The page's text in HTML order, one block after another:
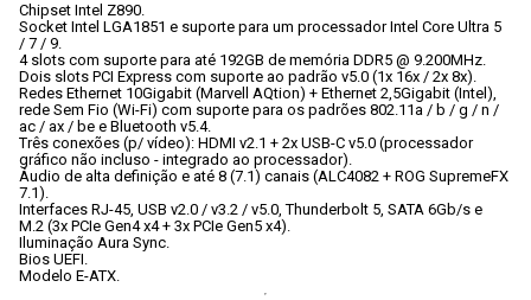
Chipset Intel Z890.
Socket Intel LGA1851 e suporte para um processador Intel Core Ultra 5
/ 7 / 9.
4 slots com suporte para até 192GB de memória DDR5 @ 9.200MHz.
Dois slots PCI Express com suporte ao padrão v5.0 (1x 16x / 2x 8x).
Redes Ethernet 10Gigabit (Marvell AQtion) + Ethernet 2,5Gigabit (Intel),
rede Sem Fio (Wi-Fi) com suporte para os padrões 802.11a / b / g / n /
ac / ax / be e Bluetooth v5.4.
Três conexões (p/ vídeo): HDMI v2.1 + 2x USB-C v5.0 (processador
gráfico não incluso - integrado ao processador).
Áudio de alta definição e até 8 (7.1) canais (ALC4082 + ROG SupremeFX
7.1).
Interfaces RJ-45, USB v2.0 / v3.2 / v5.0, Thunderbolt 5, SATA 6Gb/s e
M.2 (3x PCIe Gen4 x4 + 3x PCIe Gen5 x4).
Iluminação Aura Sync.
Bios UEFI.